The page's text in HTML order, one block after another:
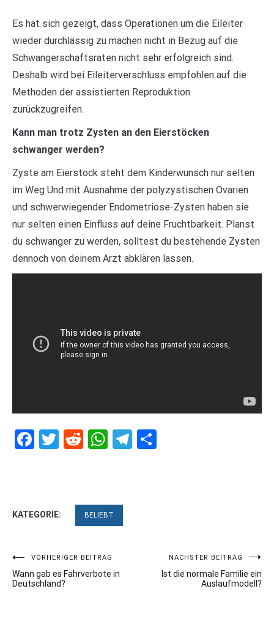
Es hat sich gezeigt, dass Operationen um die Eileiter
wieder durchlässig zu machen nicht in Bezug auf die
Schwangerschaftsraten nicht sehr erfolgreich sind.
Deshalb wird bei Eileiterverschluss empfohlen auf die
Methoden der assistierten Reproduktion
zurückzugreifen.
Kann man trotz Zysten an den Eierstöcken
schwanger werden?
Zyste am Eierstock steht dem Kinderwunsch nur selten
im Weg Und mit Ausnahme der polyzystischen Ovarien
und schwerwiegender Endometriose-Zysten haben sie
nur selten einen Einfluss auf deine Fruchtbarkeit. Planst
du schwanger zu werden, solltest du bestehende Zysten
dennoch von deinem Arzt abklären lassen.
Facebook
Twitter
RedditWhatsApp
Telegram
KATEGORIE: BELIEBT
Beitragsnavigation
VORHERIGER BEITRAG
Wann gab es Fahrverbote in
Deutschland?
NÄCHSTER BEITRAG
Ist die normale Familie ein
Auslaufmodell?